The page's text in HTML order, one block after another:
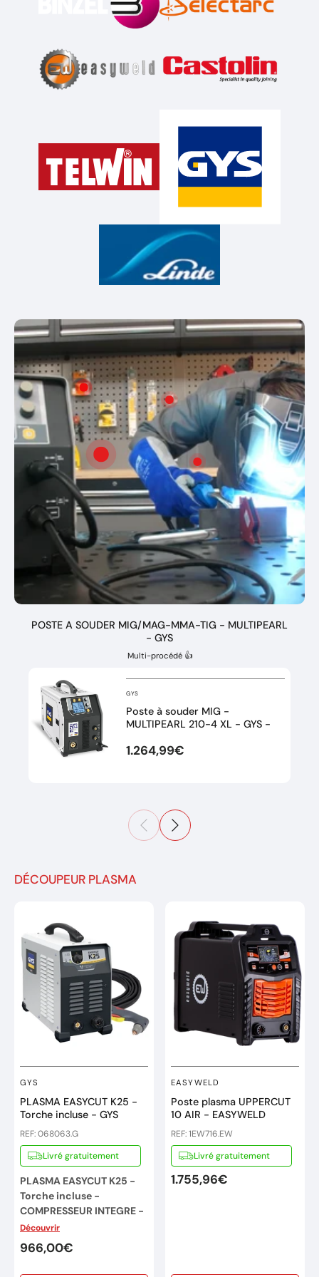
mm² - connecteur 16/25
Marque : EASYWELD
Réference: 8EW010
Masque de soudeur LCD
11 - VISION- rèf 05885
Tablier en cuir de
croûte multi-usage- rèf
Gants en croûte de cuir
Électrode Acier rutile -
D2,5 - (Blister de 10
rangs acier - GYS- Rèf
044166
POSTE A SOUDER MIG/MAG-MMA-TIG - MULTIPEARL
- GYS
Multi-procédé 👍
GYS
Poste à souder MIG -
MULTIPEARL 210-4 XL - GYS -
1.264,99€
DÉCOUPEUR PLASMA
GYS
PLASMA EASYCUT K25 -
Torche incluse - GYS
REF: 068063.G
Livré gratuitement
PLASMA EASYCUT K25 -
Torche incluse -
COMPRESSEUR INTEGRE -
Monophasé 230V - 25A -
GYS
Découvrir
966,00€
EASYWELD
Poste plasma UPPERCUT
10 AIR - EASYWELD
REF: 1EW716.EW
Livré gratuitement
1.755,96€